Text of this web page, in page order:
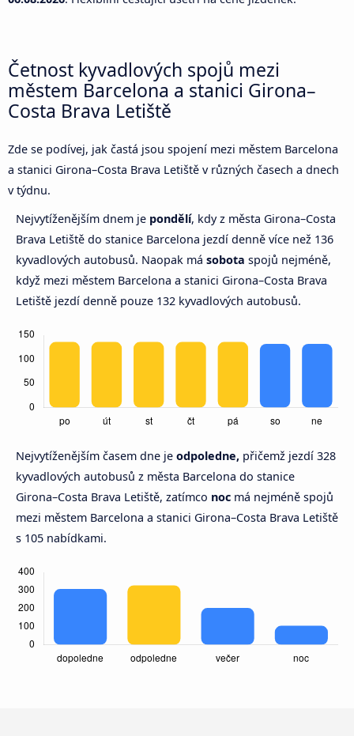
Četnost kyvadlových spojů mezi
městem Barcelona a stanici Girona–
Costa Brava Letiště
Zde se podívej, jak častá jsou spojení mezi městem Barcelona
a stanici Girona–Costa Brava Letiště v různých časech a dnech
v týdnu.
Nejvytíženějším dnem je pondělí, kdy z města Girona–Costa
Brava Letiště do stanice Barcelona jezdí denně více než 136
kyvadlových autobusů. Naopak má sobota spojů nejméně,
když mezi městem Barcelona a stanici Girona–Costa Brava
Letiště jezdí denně pouze 132 kyvadlových autobusů.
Nejvytíženějším časem dne je odpoledne, přičemž jezdí 328
kyvadlových autobusů z města Barcelona do stanice
Girona–Costa Brava Letiště, zatímco noc má nejméně spojů
mezi městem Barcelona a stanici Girona–Costa Brava Letiště
s 105 nabídkami.